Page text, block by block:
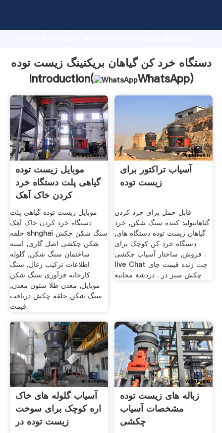
Grasping strong production capability, advanced
the value and bring values to all of customers.
دستگاه خرد کن گیاهان بریکتینگ زیست توده
Introduction(
WhatsApp)
موبایل زیست توده
گیاهی پلت دستگاه خرد
کردن خاک آهک
موبایل زیست توده گیاهی پلت
دستگاه خرد کردن خاک آهک
حلقه shnghai سنگ شکن چکش
شکن چکشی اصل گاری, اسبه
ساختمان سنگ شکن, گلوله
اطلاعات ترکیب زغال, سنگ
کارخانه فرآوری سنگ شکن
موبایل, معدن طلا ستون معدن,
سنگ شکن حلقه چکش دریافت
قیمت.
آسیاب تراکتور برای
زیست توده
قابل حمل برای خرد کردن
گیاهانتولید کننده سنگ شکن, خرد
گیاهان زیست توده دستگاه های,
دستگاه خرد کن کوچک برای
فروش, ساختار آسیاب چکشی .
live Chat چت زنده قیمت چای
چکش سبز در . دردشة مجانية
آسیاب گلوله های خاک
اره کوچک برای سوخت
زیست توده در
زباله های زیست توده
مشخصات آسیاب
چکشی